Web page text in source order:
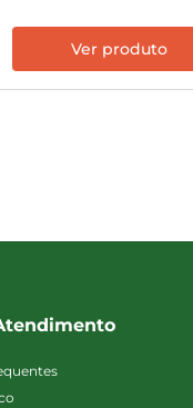
Ver produto